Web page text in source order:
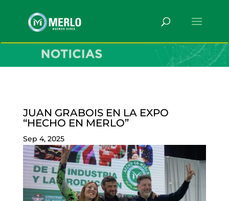
JUAN GRABOIS EN LA EXPO
“HECHO EN MERLO”
Sep 4, 2025